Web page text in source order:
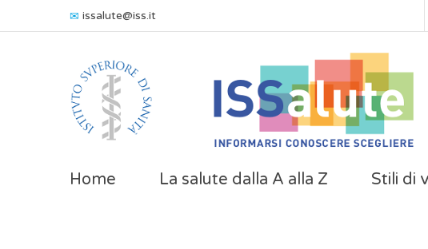
issalute@iss.it
Home La salute dalla A alla Z Stili di